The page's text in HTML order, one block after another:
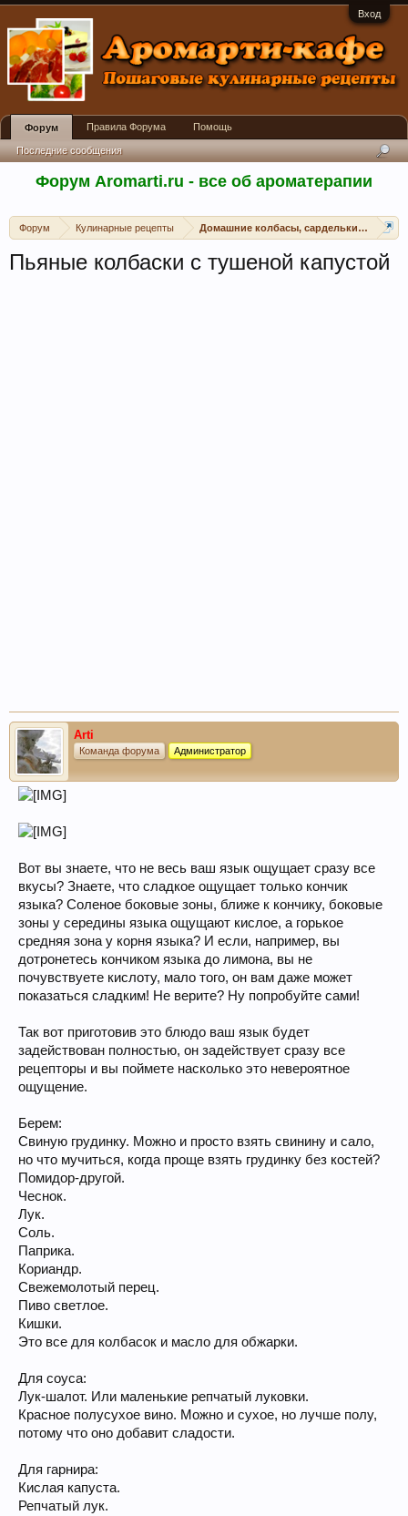
Вход
Форум Aromarti.ru - все об ароматерапии
Форум Кулинарные рецепты Домашние колбасы, сардельки, сосиски
Пьяные колбаски с тушеной капустой
Arti
Команда форума Администратор
Вот вы знаете, что не весь ваш язык ощущает сразу все
вкусы? Знаете, что сладкое ощущает только кончик
языка? Соленое боковые зоны, ближе к кончику, боковые
зоны у середины языка ощущают кислое, а горькое
средняя зона у корня языка? И если, например, вы
дотронетесь кончиком языка до лимона, вы не
почувствуете кислоту, мало того, он вам даже может
показаться сладким! Не верите? Ну попробуйте сами!
Так вот приготовив это блюдо ваш язык будет
задействован полностью, он задействует сразу все
рецепторы и вы поймете насколько это невероятное
ощущение.
Берем:
Свиную грудинку. Можно и просто взять свинину и сало,
но что мучиться, когда проще взять грудинку без костей?
Помидор-другой.
Чеснок.
Лук.
Соль.
Паприка.
Кориандр.
Свежемолотый перец.
Пиво светлое.
Кишки.
Это все для колбасок и масло для обжарки.
Для соуса:
Лук-шалот. Или маленькие репчатый луковки.
Красное полусухое вино. Можно и сухое, но лучше полу,
потому что оно добавит сладости.
Для гарнира:
Кислая капуста.
Репчатый лук.
Форум
Последние сообщения
Правила Форума Помощь